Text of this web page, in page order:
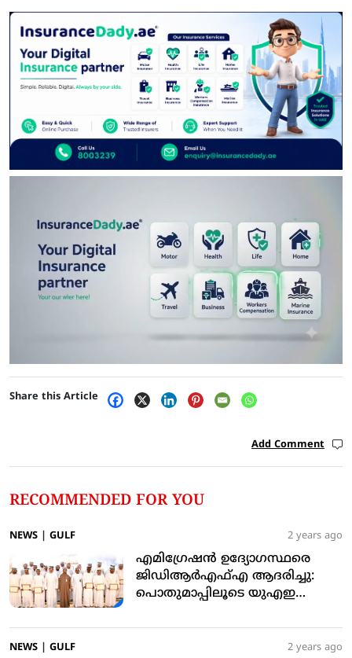
Share this Article
Add Comment
RECOMMENDED FOR YOU
NEWS GULF 2 years ago
എമിഗ്രേഷന്‍ ഉദ്യോഗസ്ഥരെ
ജിഡിആര്‍എഫ്എ ആദരിച്ചു:
പൊതുമാപ്പിലൂടെ യുഎഇ
അഹ്മദ് അല്‍ മര്‍റി
NEWS GULF 2 years ago